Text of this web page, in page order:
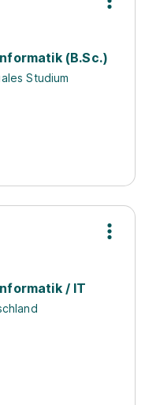
(B.Sc.)
Studium
/ IT